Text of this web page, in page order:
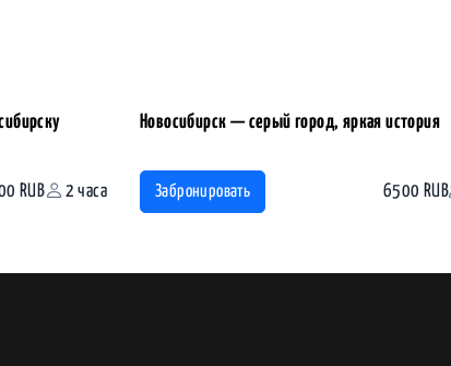
RUB 2 часа
Новосибирск — серый город, яркая история
Забронировать 6500 RUB